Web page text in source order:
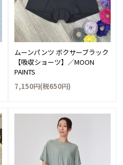
ムーンパンツ ボクサーブラック
【吸収ショーツ】／MOON
PAINTS
7,150円(税650円)